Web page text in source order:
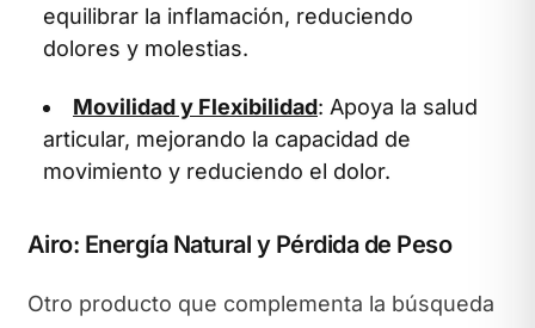
equilibrar la inflamación, reduciendo
dolores y molestias.
Movilidad y Flexibilidad: Apoya la salud
articular, mejorando la capacidad de
movimiento y reduciendo el dolor.
Airo: Energía Natural y Pérdida de Peso
Otro producto que complementa la búsqueda